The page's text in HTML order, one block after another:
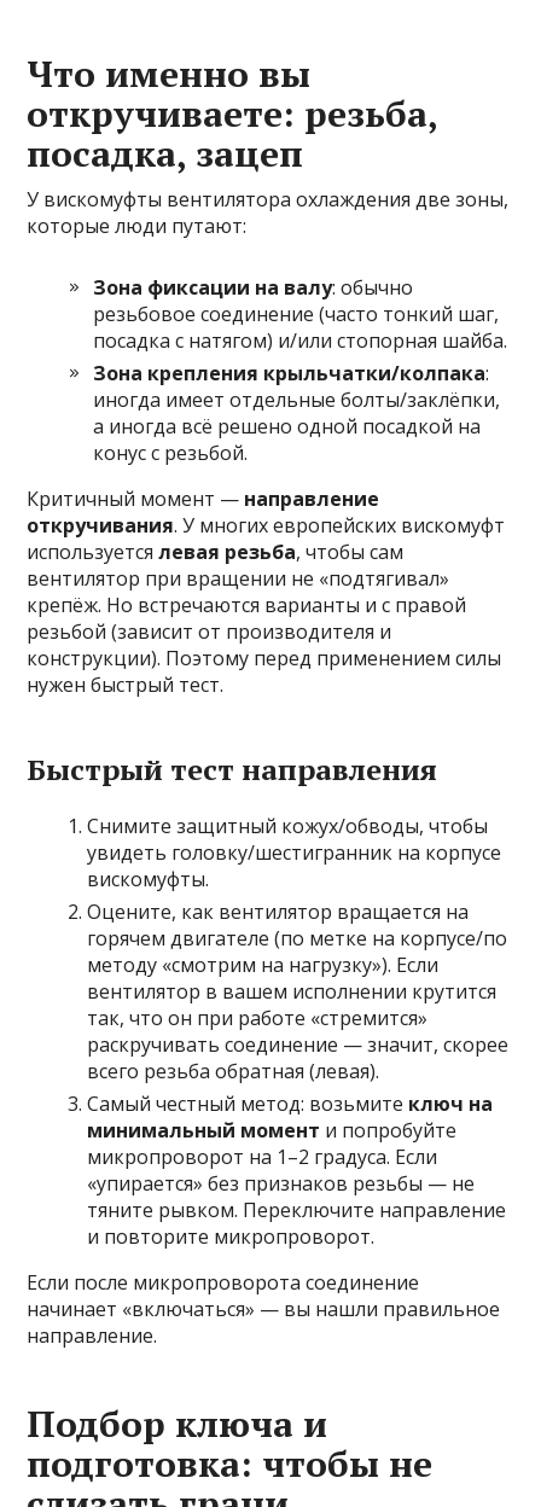
Что именно вы
откручиваете: резьба,
посадка, зацеп
У вискомуфты вентилятора охлаждения две зоны,
которые люди путают:
Зона фиксации на валу: обычно
резьбовое соединение (часто тонкий шаг,
посадка с натягом) и/или стопорная шайба.
Зона крепления крыльчатки/колпака:
иногда имеет отдельные болты/заклёпки,
а иногда всё решено одной посадкой на
конус с резьбой.
Критичный момент — направление
откручивания. У многих европейских вискомуфт
используетсялевая резьба, чтобы сам
вентилятор при вращении не «подтягивал»
крепёж. Но встречаются варианты и с правой
резьбой (зависит от производителя и
конструкции). Поэтому перед применением силы
нужен быстрый тест.
Быстрый тест направления
Снимите защитный кожух/обводы, чтобы
увидеть головку/шестигранник на корпусе
вискомуфты.
Оцените, как вентилятор вращается на
горячем двигателе (по метке на корпусе/по
методу «смотрим на нагрузку»). Если
вентилятор в вашем исполнении крутится
так, что он при работе «стремится»
раскручивать соединение — значит, скорее
всего резьба обратная (левая).
Самый честный метод: возьмите ключ на
минимальный момент и попробуйте
микропроворот на 1–2 градуса. Если
«упирается» без признаков резьбы — не
тяните рывком. Переключите направление
и повторите микропроворот.
Если после микропроворота соединение
начинает «включаться» — вы нашли правильное
направление.
Подбор ключа и
подготовка: чтобы не